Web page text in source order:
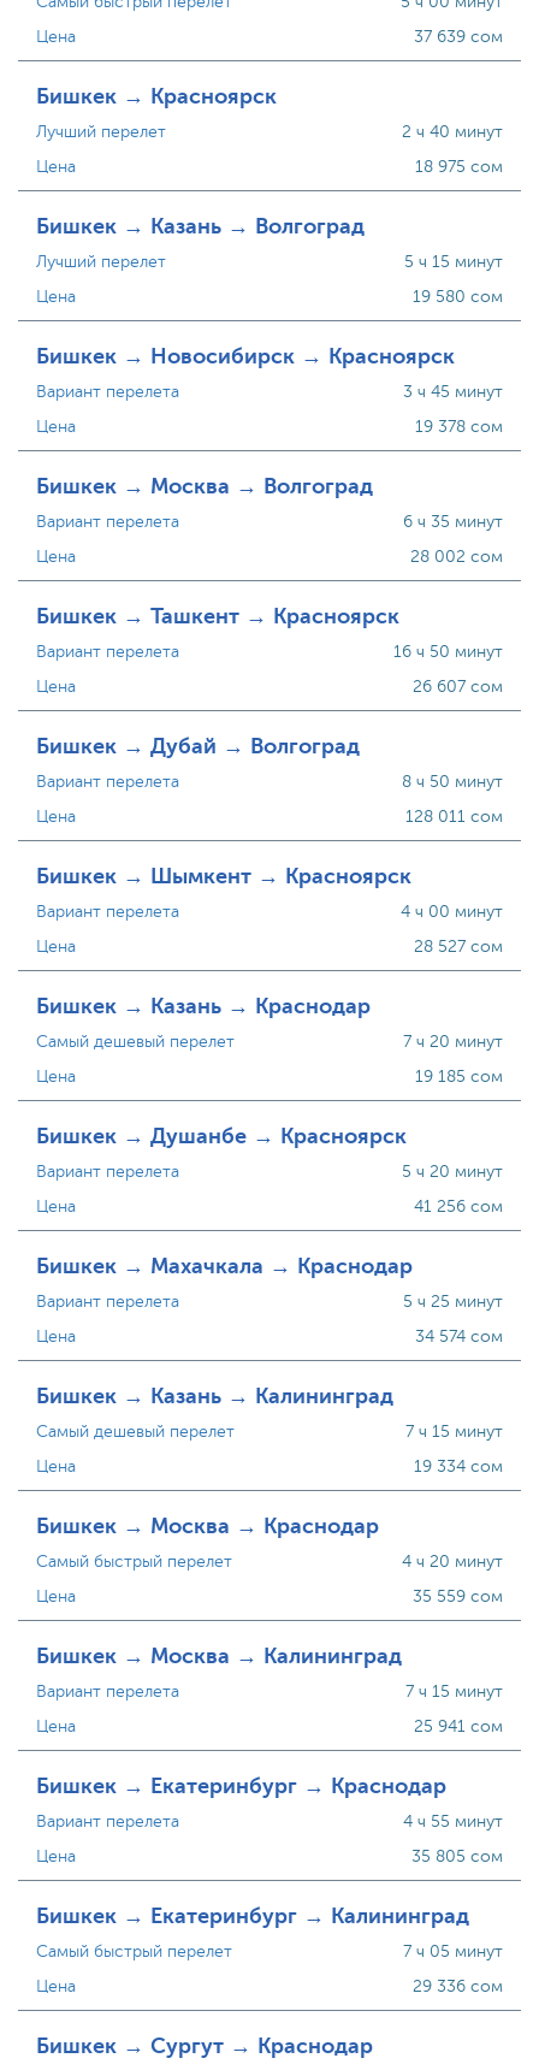
Цена
37 639 сом
Бишкек → Красноярск
Лучший перелет
Цена
2 ч 40 минут
18 975 сом
Бишкек → Казань → Волгоград
Лучший перелет
Цена
5 ч 15 минут
19 580 сом
Бишкек → Новосибирск → Красноярск
Вариант перелета
Цена
3 ч 45 минут
19 378 сом
Бишкек → Москва → Волгоград
Вариант перелета
Цена
6 ч 35 минут
28 002 сом
Бишкек → Ташкент → Красноярск
Вариант перелета
Цена
16 ч 50 минут
26 607 сом
Бишкек → Дубай → Волгоград
Вариант перелета
Цена
8 ч 50 минут
128 011 сом
Бишкек → Шымкент → Красноярск
Вариант перелета
Цена
4 ч 00 минут
28 527 сом
Бишкек → Казань → Краснодар
Самый дешевый перелет
Цена
7 ч 20 минут
19 185 сом
Бишкек → Душанбе → Красноярск
Вариант перелета
Цена
5 ч 20 минут
41 256 сом
Бишкек → Махачкала → Краснодар
Вариант перелета
Цена
5 ч 25 минут
34 574 сом
Бишкек → Казань → Калининград
Самый дешевый перелет
Цена
7 ч 15 минут
19 334 сом
Бишкек → Москва → Краснодар
Самый быстрый перелет
Цена
4 ч 20 минут
35 559 сом
Бишкек → Москва → Калининград
Вариант перелета
Цена
7 ч 15 минут
25 941 сом
Бишкек → Екатеринбург → Краснодар
Вариант перелета
Цена
4 ч 55 минут
35 805 сом
Бишкек → Екатеринбург → Калининград
Самый быстрый перелет
Цена
7 ч 05 минут
29 336 сом
Бишкек → Сургут → Краснодар